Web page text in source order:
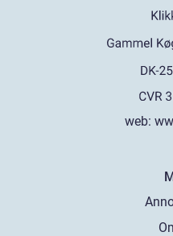
web: